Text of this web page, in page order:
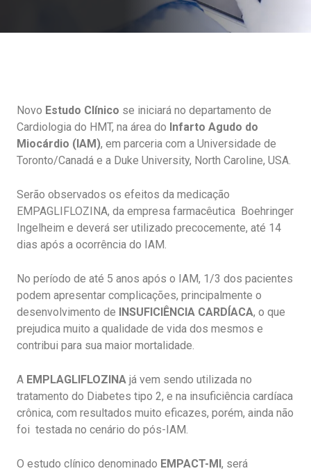
Novo Estudo Clínico se iniciará no departamento de
Cardiologia do HMT, na área do Infarto Agudo do
Miocárdio (IAM), em parceria com a Universidade de
Toronto/Canadá e a Duke University, North Caroline, USA.
Serão observados os efeitos da medicação
EMPAGLIFLOZINA, da empresa farmacêutica Boehringer
Ingelheim e deverá ser utilizado precocemente, até 14
dias após a ocorrência do IAM.
No período de até 5 anos após o IAM, 1/3 dos pacientes
podem apresentar complicações, principalmente o
desenvolvimento de INSUFICIÊNCIA CARDÍACA, o que
prejudica muito a qualidade de vida dos mesmos e
contribui para sua maior mortalidade.
A EMPLAGLIFLOZINA já vem sendo utilizada no
tratamento do Diabetes tipo 2, e na insuficiência cardíaca
crônica, com resultados muito eficazes, porém, ainda não
foi testada no cenário do pós-IAM.
O estudo clínico denominado EMPACT-MI, será